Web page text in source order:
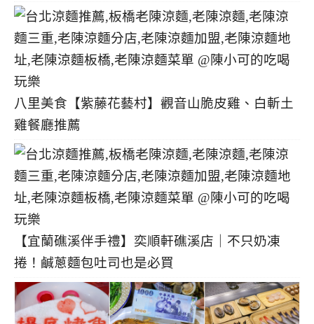
八里美食【紫藤花藝村】觀音山脆皮雞、白斬土
雞餐廳推薦
【宜蘭礁溪伴手禮】奕順軒礁溪店｜不只奶凍
捲！鹹蔥麵包吐司也是必買